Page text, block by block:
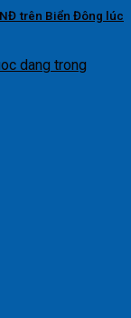
trên Biển Đông lúc
dang trong